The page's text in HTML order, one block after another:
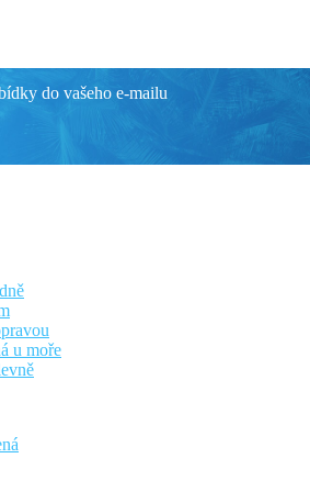
Golf Resort & Spa
pláže s bílým pískem
Brabant
klienty
vedlejšího hotelu Paradis
jihozápadním pobřeží ostrova vedle
WiFi v lobby zdarma, 4 restaurace
bazénů, které jsou situovány mezi
WC (vana, vysoušeč vlasů),
do vašeho e-mailu
u moře